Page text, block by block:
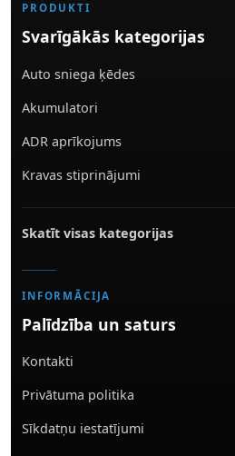
PRODUKTI
Svarīgākās kategorijas
Auto sniega ķēdes
Akumulatori
ADR aprīkojums
Kravas stiprinājumi
Skatīt visas kategorijas
INFORMĀCIJA
Palīdzība un saturs
Kontakti
Privātuma politika
Sīkdatņu iestatījumi